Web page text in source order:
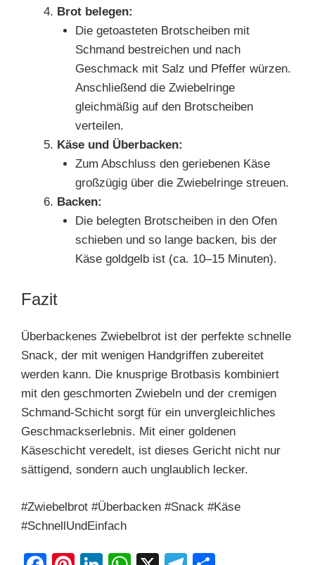
Brot belegen:
Die getoasteten Brotscheiben mit
Schmand bestreichen und nach
Geschmack mit Salz und Pfeffer würzen.
Anschließend die Zwiebelringe
gleichmäßig auf den Brotscheiben
verteilen.
Käse und Überbacken:
Zum Abschluss den geriebenen Käse
großzügig über die Zwiebelringe streuen.
Backen:
Die belegten Brotscheiben in den Ofen
schieben und so lange backen, bis der
Käse goldgelb ist (ca. 10–15 Minuten).
Fazit
Überbackenes Zwiebelbrot ist der perfekte schnelle
Snack, der mit wenigen Handgriffen zubereitet
werden kann. Die knusprige Brotbasis kombiniert
mit den geschmorten Zwiebeln und der cremigen
Schmand-Schicht sorgt für ein unvergleichliches
Geschmackserlebnis. Mit einer goldenen
Käseschicht veredelt, ist dieses Gericht nicht nur
sättigend, sondern auch unglaublich lecker.
#Zwiebelbrot #Überbacken #Snack #Käse
#SchnellUndEinfach